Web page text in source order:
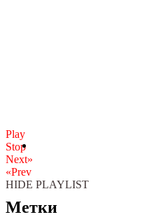
Play
Stop
Next»
«Prev
HIDE PLAYLIST
Метки